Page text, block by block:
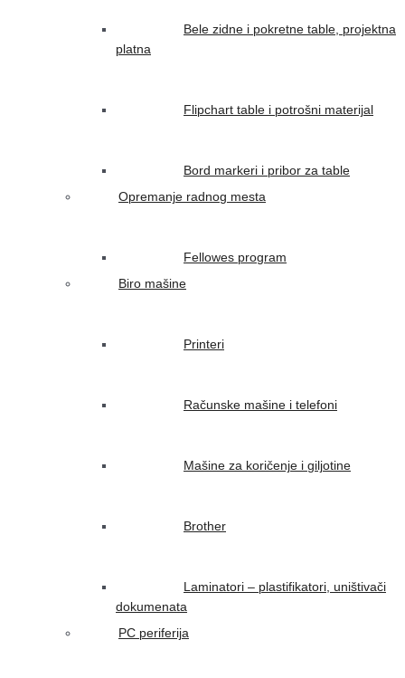
Bele zidne i pokretne table, projektna
platna
Flipchart table i potrošni materijal
Bord markeri i pribor za table
Opremanje radnog mesta
Fellowes program
Biro mašine
Printeri
Računske mašine i telefoni
Mašine za koričenje i giljotine
Brother
Laminatori – plastifikatori, uništivači
dokumenata
PC periferija